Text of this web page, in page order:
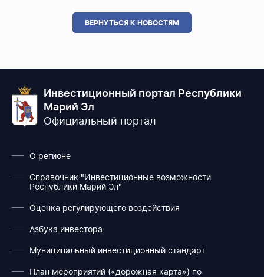
ВЕРНУТЬСЯ К НОВОСТЯМ
Инвестиционный портал Республики
Марий Эл
Официальный портал
О регионе
Справочник "Инвестиционные возможности
Республики Марий Эл"
Оценка регулирующего воздействия
Азбука инвестора
Муниципальный инвестиционный стандарт
План мероприятий («дорожная карта») по